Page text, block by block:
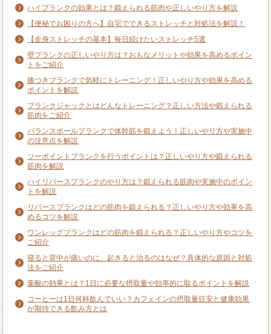
ハイプランクの効果とは？鍛えられる筋肉や正しいやり方を解説
【便秘でお困りの方へ】自宅でできるストレッチと対処法を解説！
【全身ストレッチの基本】毎日続けたいストレッチ5選
壁プランクの正しいやり方は？おもなメリットや効果を高めるポイン
トをご紹介
膝つきプランクで気軽にトレーニング！正しいやり方や効果を高める
ポイントを解説
プランクジャックとはどんなトレーニング？正しい方法や鍛えられる
筋肉をご紹介
バランスボールプランクで体幹筋を鍛えよう！正しいやり方や実施中
の注意点を解説
ツーポイントプランクを行うポイントは？正しいやり方や鍛えられる
筋肉を解説
ハイリバースプランクのやり方は？鍛えられる筋肉や実施中のポイン
トを解説
リバースプランクはどの筋肉を鍛えられる？正しいやり方や効果を高
めるコツを解説
ワンレッグプランクはどの筋肉を鍛えられる？正しいやり方やコツを
ご紹介
寝ると背中が痛いのに、起きると治るのはなぜ？具体的な原因と対処
法をご紹介
葉酸の効果とは？1日に必要な摂取量や効率的に取るポイントを解説
コーヒーは1日何杯飲んでいい？カフェインの摂取量目安と健康効果
が期待できる飲み方とは